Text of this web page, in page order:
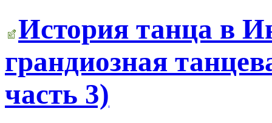
История танца в
грандиозная
часть 3)